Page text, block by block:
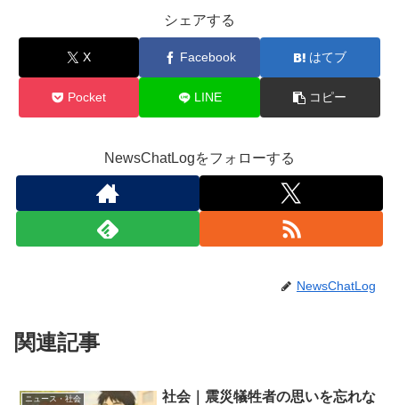
シェアする
X Facebook はてブ
Pocket LINE コピー
NewsChatLogをフォローする
NewsChatLog
関連記事
ニュース・社会
社会｜震災犠牲者の思いを忘れな